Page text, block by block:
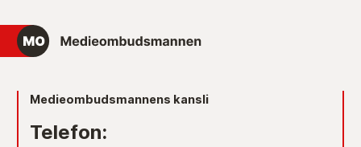
Medieombudsmannens kansli
Telefon: